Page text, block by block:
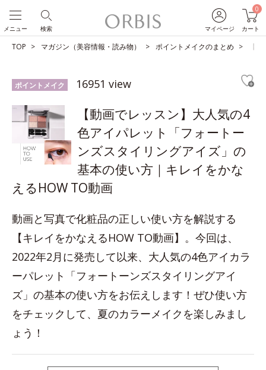
マイページ
0
カート
検索
メニュー
TOP マガジン（美容情報・読み物） ポイントメイクのまとめ 【
ポイントメイク 16951 view
【動画でレッスン】大人気の4
色アイパレット「フォートー
ンズスタイリングアイズ」の
基本の使い方｜キレイをかな
えるHOW TO動画
動画と写真で化粧品の正しい使い方を解説する
【キレイをかなえるHOW TO動画】。今回は、
2022年2月に発売して以来、大人気の4色アイカラ
ーパレット「フォートーンズスタイリングアイ
ズ」の基本の使い方をお伝えします！ぜひ使い方
をチェックして、夏のカラーメイクを楽しみまし
ょう！